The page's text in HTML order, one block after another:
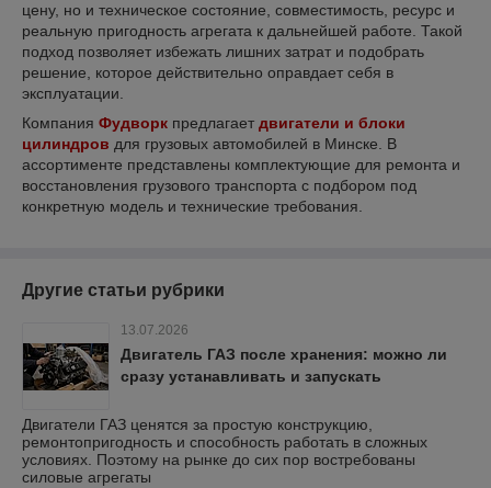
цену, но и техническое состояние, совместимость, ресурс и
реальную пригодность агрегата к дальнейшей работе. Такой
подход позволяет избежать лишних затрат и подобрать
решение, которое действительно оправдает себя в
эксплуатации.
Компания Фудворк предлагает двигатели и блоки
цилиндров для грузовых автомобилей в Минске. В
ассортименте представлены комплектующие для ремонта и
восстановления грузового транспорта с подбором под
конкретную модель и технические требования.
Другие статьи рубрики
13.07.2026
Двигатель ГАЗ после хранения: можно ли
сразу устанавливать и запускать
Двигатели ГАЗ ценятся за простую конструкцию,
ремонтопригодность и способность работать в сложных
условиях. Поэтому на рынке до сих пор востребованы
силовые агрегаты